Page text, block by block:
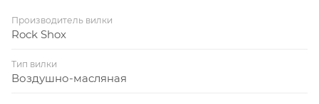
Производитель вилки
Rock Shox
Тип вилки
Воздушно-масляная